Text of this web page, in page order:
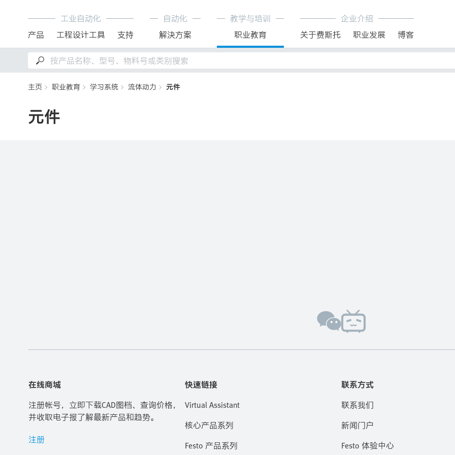
工业自动化
产品
工程设计工具 支持
自动化
解決方案
教学与培训
职业教育
企业介绍
关于费斯托
职业发展 博客
主页 职业教育 学习系统 流体动力 元件
元件
在线商城
注册帐号，立即下载CAD图档、查询价格，
并收取电子报了解最新产品和趋势。
注册
快速链接
Virtual Assistant
核心产品系列
Festo 产品系列
联系方式
联系我们
新闻门户
Festo 体验中心